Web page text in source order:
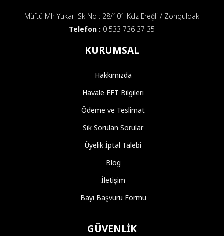
Müftü Mh Yukarı Sk No : 28/101 Kdz Ereğli / Zonguldak
Telefon : 0 533 736 37 35
KURUMSAL
Hakkımızda
Havale EFT Bilgileri
Ödeme ve Teslimat
Sık Sorulan Sorular
Üyelik İptal Talebi
Blog
İletişim
Bayi Başvuru Formu
GÜVENLIK